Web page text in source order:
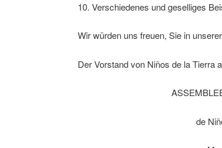
10. Verschiedenes und geselliges
Wir würden uns freuen, Sie in
Der Vorstand von Niños de la Tierra
de